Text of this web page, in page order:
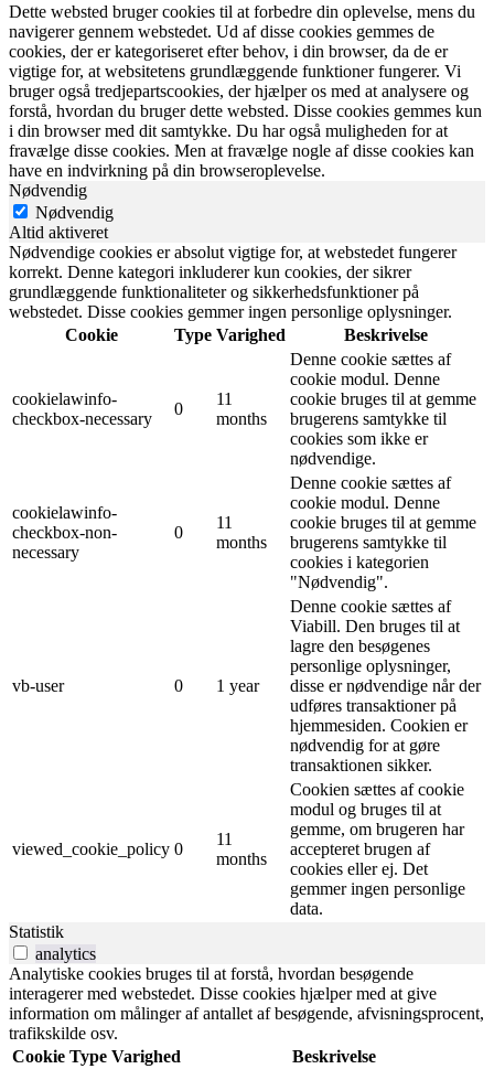
Dette websted bruger cookies til at forbedre din oplevelse, mens du
navigerer gennem webstedet. Ud af disse cookies gemmes de
cookies, der er kategoriseret efter behov, i din browser, da de er
vigtige for, at websitetens grundlæggende funktioner fungerer. Vi
bruger også tredjepartscookies, der hjælper os med at analysere og
forstå, hvordan du bruger dette websted. Disse cookies gemmes kun
i din browser med dit samtykke. Du har også muligheden for at
fravælge disse cookies. Men at fravælge nogle af disse cookies kan
have en indvirkning på din browseroplevelse.
Nødvendig
Nødvendig
Altid aktiveret
Nødvendige cookies er absolut vigtige for, at webstedet fungerer
korrekt. Denne kategori inkluderer kun cookies, der sikrer
grundlæggende funktionaliteter og sikkerhedsfunktioner på
webstedet. Disse cookies gemmer ingen personlige oplysninger.
Cookie
Type Varighed Beskrivelse
cookielawinfo-
checkbox-necessary
0
11
months
Denne cookie sættes af
cookie modul. Denne
cookie bruges til at gemme
brugerens samtykke til
cookies som ikke er
nødvendige.
cookielawinfo-
checkbox-non-
necessary
0
11
months
Denne cookie sættes af
cookie modul. Denne
cookie bruges til at gemme
brugerens samtykke til
cookies i kategorien
"Nødvendig".
vb-user 0 1 year
Denne cookie sættes af
Viabill. Den bruges til at
lagre den besøgenes
personlige oplysninger,
disse er nødvendige når der
udføres transaktioner på
hjemmesiden. Cookien er
nødvendig for at gøre
transaktionen sikker.
viewed_cookie_policy 0
11
months
Cookien sættes af cookie
modul og bruges til at
gemme, om brugeren har
accepteret brugen af ​​
cookies eller ej. Det
gemmer ingen personlige
data.
Statistik
analytics
Analytiske cookies bruges til at forstå, hvordan besøgende
interagerer med webstedet. Disse cookies hjælper med at give
information om målinger af antallet af besøgende, afvisningsprocent,
trafikskilde osv.
Cookie Type Varighed Beskrivelse